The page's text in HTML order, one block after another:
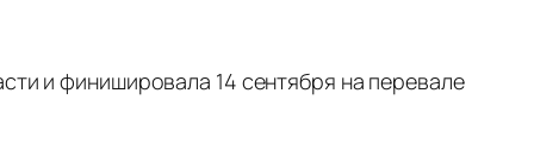
и финишировала 14 сентября на перевале